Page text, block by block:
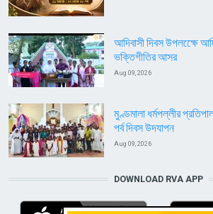
আদিবাসী দিবস উপলক্ষেে
ভক্তিগীতির আসর
Aug 09, 2026
মুণ্ডমালা ধর্মপল্লীর
পর্ব দিবস উদযাপন
Aug 09, 2026
DOWNLOAD RVA APP